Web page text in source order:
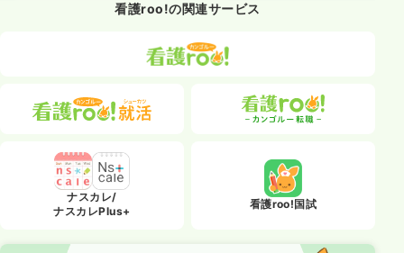
看護roo!の関連サービス
ナスカレ/
ナスカレPlus+
看護roo!国試